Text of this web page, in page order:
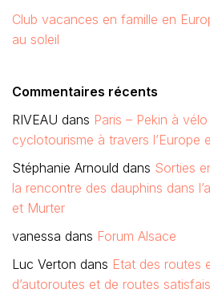
Club vacances en famille en
au soleil
Commentaires récents
RIVEAU dans Paris – Pekin à
cyclotourisme à travers l’Europe
Stéphanie Arnould dans Sorties
la rencontre des dauphins dans
et Murter
vanessa dans Forum Alsace
Luc Verton dans Etat des routes
d’autoroutes et de routes